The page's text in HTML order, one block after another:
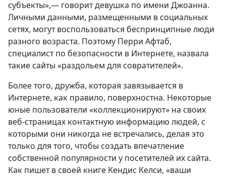
субъекты»,— говорит девушка по имени Джоанна.
Личными данными, размещенными в социальных
сетях, могут воспользоваться беспринципные люди
разного возраста. Поэтому Перри Афтаб,
специалист по безопасности в Интернете, назвала
такие сайты «раздольем для совратителей».
Более того, дружба, которая завязывается в
Интернете, как правило, поверхностна. Некоторые
юные пользователи «коллекционируют» на своих
веб-страницах контактную информацию людей, с
которыми они никогда не встречались, делая это
только для того, чтобы создать впечатление
собственной популярности у посетителей их сайта.
Как пишет в своей книге Кендис Келси, «ваши